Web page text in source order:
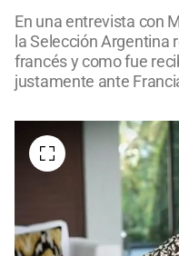
En una entrevista con
la Selección Argentina
francés y como fue
justamente ante